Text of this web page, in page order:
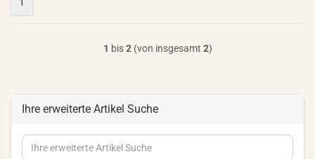
1
1 bis2(von insgesamt 2)
Ihre erweiterte Artikel Suche
Ihre
erweiterte